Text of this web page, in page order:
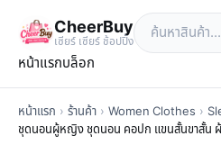
CheerBuy
เซียร์ เซียร์ ช้อปปิ้ง
หน้าแรกบล็อก
หน้าแรก › ร้านค้า › Women Clothes ›
ชุดนอนผู้หญิง ชุดนอน คอปก แขนสั้นขาสั้น